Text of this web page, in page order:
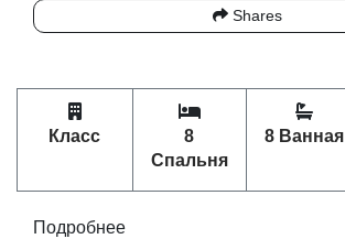
Shares
Класс
8
Спальня
8 Ванная
Подробнее